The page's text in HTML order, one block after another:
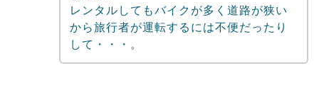
レンタルしてもバイクが多く道路が狭い
から旅行者が運転するには不便だったり
して・・・。